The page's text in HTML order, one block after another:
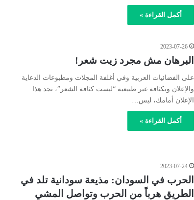
أكمل القراءة »
2023-07-26
البرهان مش مجرد زيت شعر!
على الفضائيات العربية وفي أغلفة المجلات ومطبوعات الدعاية
والإعلان وبكثافة غير طبيعية “ليست كثافة الشعر”، تجد هذا
الإعلان أمامك، ليس…
أكمل القراءة »
2023-07-24
الحرب في السودان: مذيعة سودانية تلد في
الطريق هرباً من الحرب وتواصل المشي